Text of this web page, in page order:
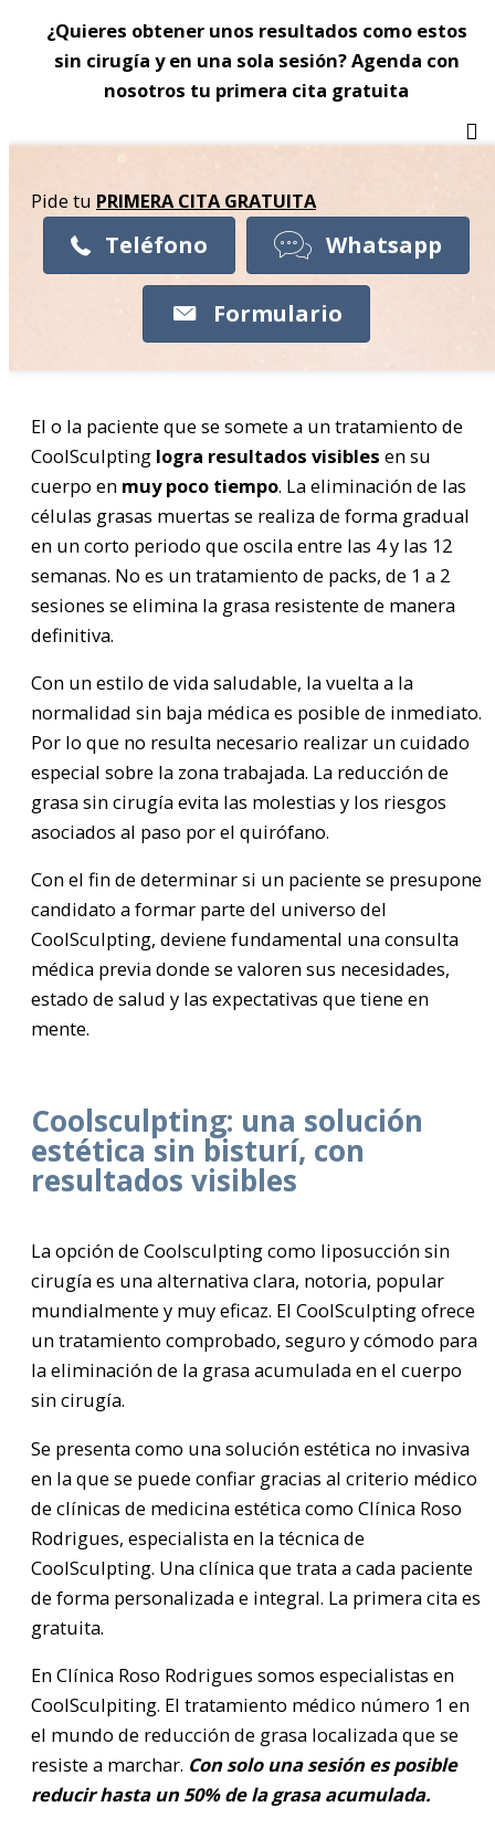
¿Quieres obtener unos resultados como estos
sin cirugía y en una sola sesión? Agenda con
nosotros tu primera cita gratuita
Pide tu PRIMERA CITAGRATUITA
Teléfono Whatsapp
Formulario
El o la paciente que se somete a un tratamiento de
CoolSculpting logra resultados visibles en su
cuerpo en muy poco tiempo. La eliminación de las
células grasas muertas se realiza de forma gradual
en un corto periodo que oscila entre las 4 y las 12
semanas. No es un tratamiento de packs, de 1 a 2
sesiones se elimina la grasa resistente de manera
definitiva.
Con un estilo de vida saludable, la vuelta a la
normalidad sin baja médica es posible de inmediato.
Por lo que no resulta necesario realizar un cuidado
especial sobre la zona trabajada. La reducción de
grasa sin cirugía evita las molestias y los riesgos
asociados al paso por el quirófano.
Con el fin de determinar si un paciente se presupone
candidato a formar parte del universo del
CoolSculpting, deviene fundamental una consulta
médica previa donde se valoren sus necesidades,
estado de salud y las expectativas que tiene en
mente.
Coolsculpting: una solución
estética sin bisturí, con
resultados visibles
La opción de Coolsculpting como liposucción sin
cirugía es una alternativa clara, notoria, popular
mundialmente y muy eficaz. El CoolSculpting ofrece
un tratamiento comprobado, seguro y cómodo para
la eliminación de la grasa acumulada en el cuerpo
sin cirugía.
Se presenta como una solución estética no invasiva
en la que se puede confiar gracias al criterio médico
de clínicas de medicina estética como Clínica Roso
Rodrigues, especialista en la técnica de
CoolSculpting. Una clínica que trata a cada paciente
de forma personalizada e integral. La primera cita es
gratuita.
En Clínica Roso Rodrigues somos especialistas en
CoolSculpiting. El tratamiento médico número 1 en
el mundo de reducción de grasa localizada que se
resiste a marchar. Con solo una sesión es posible
reducir hasta un 50% de la grasa acumulada.